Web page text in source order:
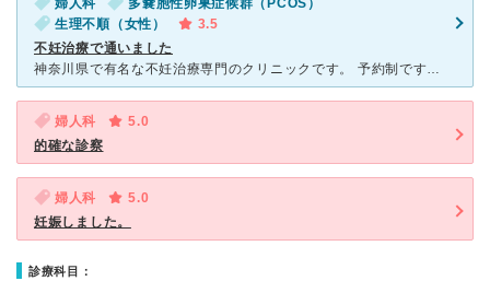
婦人科
多嚢胞性卵巣症候群（PCOS）
生理不順（女性）
3.5
不妊治療で通いました
神奈川県で有名な不妊治療専門のクリニックです。 予約制ですが、当日の先着順なので、オープン時に行列が出来るほど混雑しています。3時間〜4時間の待ち時間は当たり前です。 検査で多嚢胞性卵巣症候群では
婦人科
5.0
的確な診察
婦人科
5.0
妊娠しました。
診療科目：